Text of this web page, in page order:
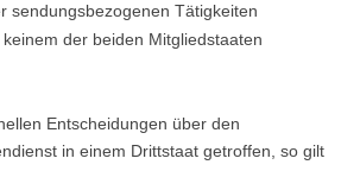
sendungsbezogenen Tätigkeiten
der beiden Mitgliedstaaten
Entscheidungen über den
in einem Drittstaat getroffen, so gilt